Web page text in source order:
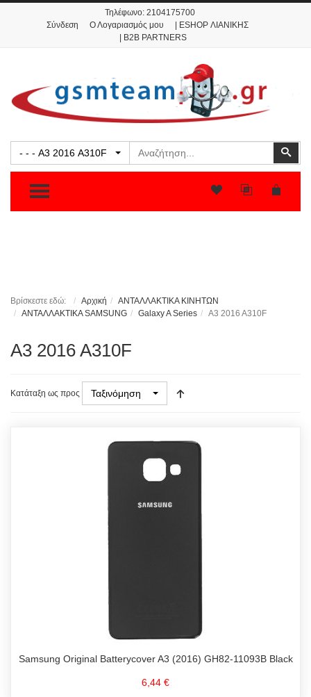
Τηλέφωνο: 2104175700
Σύνδεση
Ο Λογαριασμός μου
| ESHOP ΛΙΑΝΙΚΗΣ
| B2B PARTNERS
- - - A3 2016 A310F
TOGGLE MENU
Βρίσκεστε εδώ: Αρχική
ΑΝΤΑΛΛΑΚΤΙΚΑ ΚΙΝΗΤΩΝ
ΑΝΤΑΛΛΑΚΤΙΚΑ SAMSUNG
Galaxy A Series A3 2016 A310F
A3 2016 A310F
Κατάταξη ως προς Ταξινόμηση
Samsung Original Batterycover A3 (2016) GH82-11093B Black
6,44 €